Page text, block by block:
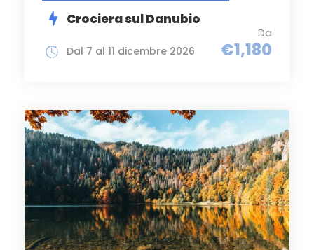
Crociera sul Danubio
Da
€1,180
Dal 7 al 11 dicembre 2026